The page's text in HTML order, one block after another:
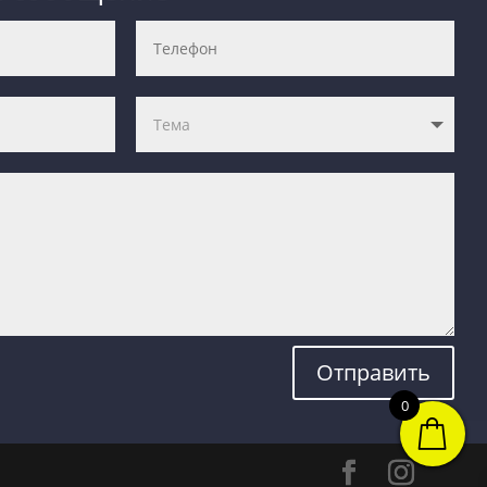
Отправить
0